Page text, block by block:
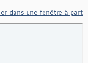
dans une fenêtre à part